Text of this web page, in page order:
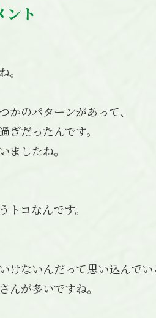
ント
。
かのパターンがあって、
ぎだったんです。
ましたね。
トコなんです。
けないんだって思い込んでい
んが多いですね。